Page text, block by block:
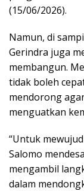
(15/06/2026).
Namun, di
Gerindra juga
membangun.
tidak boleh
mendorong
menguatkan
“Untuk
Salomo
mengambil
dalam